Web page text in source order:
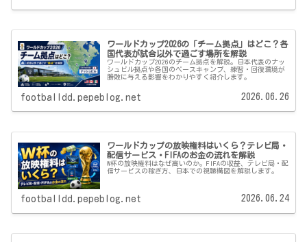
ワールドカップ2026の「チーム拠点」はどこ？各
国代表が試合以外で過ごす場所を解説
ワールドカップ2026のチーム拠点を解説。日本代表のナッ
シュビル拠点や各国のベースキャンプ、練習・回復環境が
勝敗に与える影響をわかりやすく紹介します。
footballdd.pepeblog.net 2026.06.26
ワールドカップの放映権料はいくら？テレビ局・
配信サービス・FIFAのお金の流れを解説
W杯の放映権料はなぜ高いのか。FIFAの収益、テレビ局・配
信サービスの稼ぎ方、日本での視聴構図を解説します。
footballdd.pepeblog.net 2026.06.24